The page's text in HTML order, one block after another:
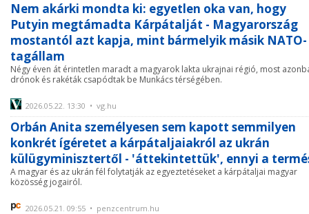
Nem akárki mondta ki: egyetlen oka van, hogy
Putyin megtámadta Kárpátalját - Magyarország
mostantól azt kapja, mint bármelyik másik NATO-
tagállam
Négy éven át érintetlen maradt a magyarok lakta ukrajnai régió, most
drónok és rakéták csapódtak be Munkács térségében.
2026.05.22. 13:30 • vg.hu
Orbán Anita személyesen sem kapott semmilyen
konkrét ígéretet a kárpátaljaiakról az ukrán
külügyminisztertől - 'áttekintettük', ennyi a
A magyar és az ukrán fél folytatják az egyeztetéseket a kárpátaljai magyar
közösség jogairól.
2026.05.21. 09:55 • penzcentrum.hu